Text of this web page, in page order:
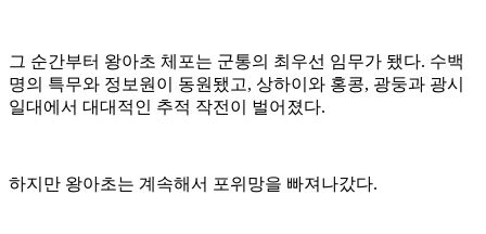
그 순간부터 왕아초 체포는 군통의 최우선 임무가 됐다. 수백
명의 특무와 정보원이 동원됐고, 상하이와 홍콩, 광둥과 광시
일대에서 대대적인 추적 작전이 벌어졌다.
하지만 왕아초는 계속해서 포위망을 빠져나갔다.